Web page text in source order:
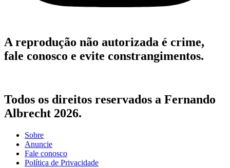
A reprodução não autorizada é crime,
fale conosco e evite constrangimentos.
Todos os direitos reservados a Fernando
Albrecht 2026.
Sobre
Anuncie
Fale conosco
Política de Privacidade